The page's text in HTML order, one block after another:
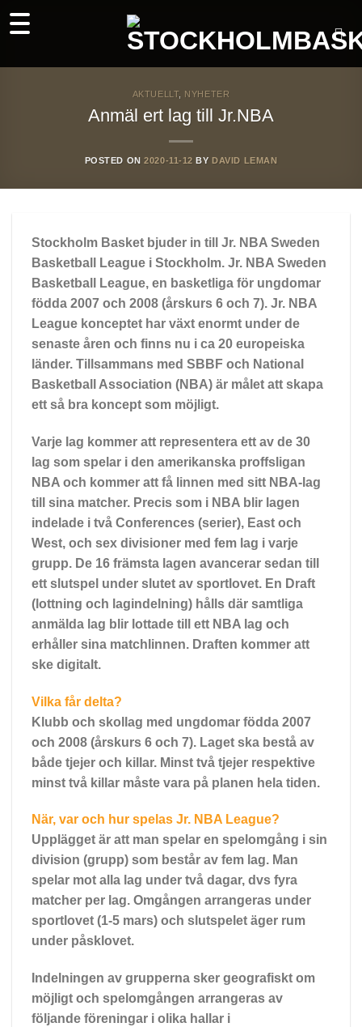
to
AKTUELLT, NYHETER
Anmäl ert lag till Jr.NBA
POSTED ON2020-11-12 BY DAVID LEMAN
Stockholm Basket bjuder in till Jr. NBA Sweden
Basketball League i Stockholm. Jr. NBA Sweden
Basketball League, en basketliga för ungdomar
födda 2007 och 2008 (årskurs 6 och 7). Jr. NBA
League konceptet har växt enormt under de
senaste åren och finns nu i ca 20 europeiska
länder. Tillsammans med SBBF och National
Basketball Association (NBA) är målet att skapa
ett så bra koncept som möjligt.
Varje lag kommer att representera ett av de 30
lag som spelar i den amerikanska proffsligan
NBA och kommer att få linnen med sitt NBA-lag
till sina matcher. Precis som i NBA blir lagen
indelade i två Conferences (serier), East och
West, och sex divisioner med fem lag i varje
grupp. De 16 främsta lagen avancerar sedan till
ett slutspel under slutet av sportlovet. En Draft
(lottning och lagindelning) hålls där samtliga
anmälda lag blir lottade till ett NBA lag och
erhåller sina matchlinnen. Draften kommer att
ske digitalt.
Vilka får delta?
Klubb och skollag med ungdomar födda 2007
och 2008 (årskurs 6 och 7). Laget ska bestå av
både tjejer och killar. Minst två tjejer respektive
minst två killar måste vara på planen hela tiden.
När, var och hur spelas Jr. NBA League?
Upplägget är att man spelar en spelomgång i sin
division (grupp) som består av fem lag. Man
spelar mot alla lag under två dagar, dvs fyra
matcher per lag. Omgången arrangeras under
sportlovet (1-5 mars) och slutspelet äger rum
under påsklovet.
Indelningen av grupperna sker geografiskt om
möjligt och spelomgången arrangeras av
följande föreningar i olika hallar i